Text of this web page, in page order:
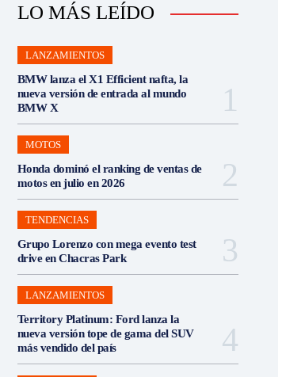
LO MÁS LEÍDO
LANZAMIENTOS
BMW lanza el X1 Efficient nafta, la
nueva versión de entrada al mundo
BMW X
MOTOS
Honda dominó el ranking de ventas de
motos en julio en 2026
TENDENCIAS
Grupo Lorenzo con mega evento test
drive en Chacras Park
LANZAMIENTOS
Territory Platinum: Ford lanza la
nueva versión tope de gama del SUV
más vendido del país